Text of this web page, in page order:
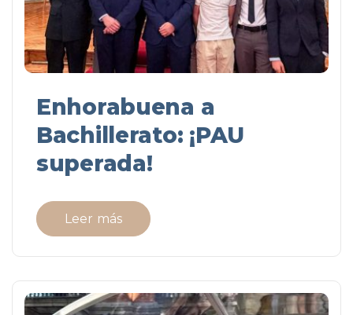
Enhorabuena a
Bachillerato: ¡PAU
superada!
Leer más